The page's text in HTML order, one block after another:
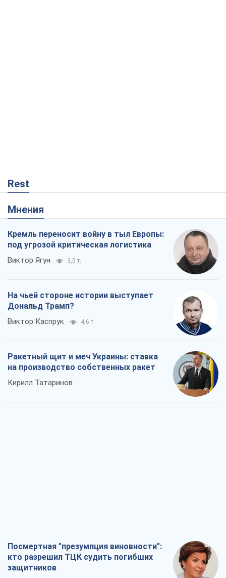
Rest
Мнения
Кремль переносит войну в тыл Европы:
под угрозой критическая логистика
Виктор Ягун 3,5 т.
На чьей стороне истории выступает
Дональд Трамп?
Виктор Каспрук 4,6 т.
Ракетный щит и меч Украины: ставка
на производство собственных ракет
Кирилл Татаринов
Посмертная "презумпция виновности":
кто разрешил ТЦК судить погибших
защитников